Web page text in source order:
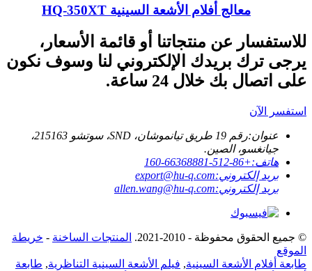
معالج أفلام الأشعة السينية HQ-350XT
للاستفسار عن منتجاتنا أو قائمة الأسعار،
يرجى ترك بريدك الإلكتروني لنا وسوف نكون
على اتصال بك خلال 24 ساعة.
استفسر الآن
عنوان:
رقم 19 طريق تيانموشان، SND، سوتشو 215163،
جيانغسو، الصين.
هاتف:+86-512-66368881-160
بريد إلكتروني:export@hu-q.com
بريد إلكتروني:allen.wang@hu-q.com
© جميع الحقوق محفوظة - 2010-2021. المنتجات الساخنة - خريطة
الموقع
طابعة أفلام الأشعة السينية, فيلم الأشعة السينية التناظرية, طابعة